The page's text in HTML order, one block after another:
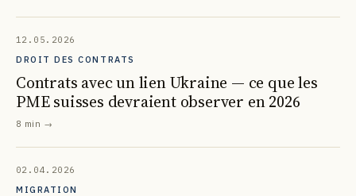
12.05.2026
DROIT DES CONTRATS
Contrats avec un lien Ukraine — ce que les
PME suisses devraient observer en 2026
8 min →
02.04.2026
MIGRATION